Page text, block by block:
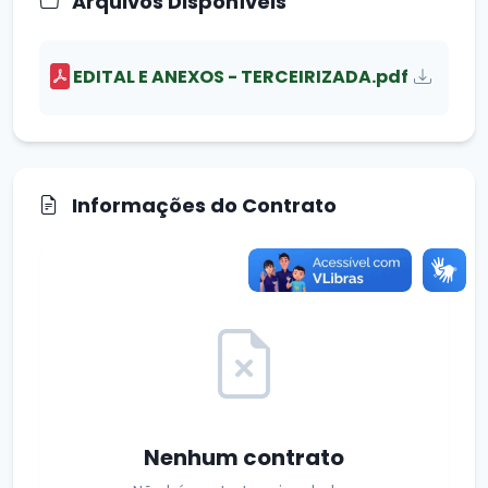
EDITAL E ANEXOS - TERCEIRIZADA.pdf
Informações do Contrato
Nenhum contrato